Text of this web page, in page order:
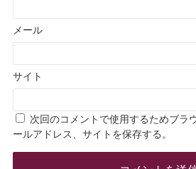
メール
サイト
次回のコメントで使用するためブラ
ールアドレス、サイトを保存する。